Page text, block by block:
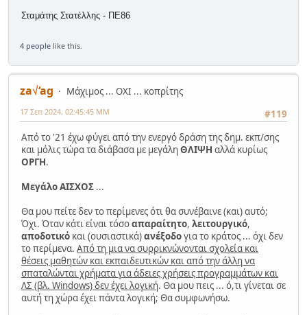
Σταμάτης Στατέλλης - ΠΕ86
4 people like this.
za√‘ag
Μάχιμος ... ΟΧΙ ... κοπρίτης
#119
17 Σεπ 2024, 02:45:45 ΜΜ
Από το '21 έχω φύγει από την ενεργό δράση της δημ. εκπ/σης
και μόλις τώρα τα διάβασα με μεγάληΘΛΙΨΗ αλλά κυρίως
ΟΡΓΗ.
Μεγάλο ΑΙΣΧΟΣ ...
Θα μου πείτε δεν το περίμενες ότι θα συνέβαινε (και) αυτό;
Όχι. Όταν κάτι είναι τόσοαπαραίτητο, λειτουργικό,
αποδοτικό και (ουσιαστικά)ανέξοδογια το κράτος ... όχι δεν
το περίμενα. Από τη μια να συρρικνώνονται σχολεία και
θέσεις μαθητών και εκπαιδευτικών και από την άλλη να
σπαταλώνται χρήματα για άδειες χρήσεις προγραμμάτων και
ΛΣ (βλ. Windows) δεν έχει λογική. Θα μου πεις ... ό,τι γίνεται σε
αυτή τη χώρα έχει πάντα λογική; Θα συμφωνήσω.